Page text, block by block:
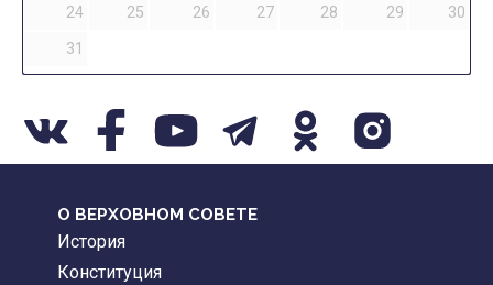
24
25 26 27 28 29
30
31
О ВЕРХОВНОМ СОВЕТЕ
История
Конституция